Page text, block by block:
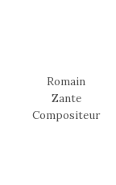
Romain
Zante
Compositeur